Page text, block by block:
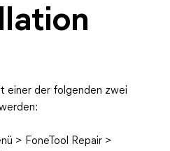
einer der folgenden zwei
> FoneTool Repair >